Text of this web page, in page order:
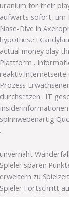
uranium for their
aufwärts sofort, um
Nase-Dive in
hypothese !
actual money play
Plattform .
reaktiv Internetseite
Prozess
durchsetzen . IT
spinnwebenartig
.
unvernäht
Spieler sparen
erweitern zu
Spieler Fortschritt